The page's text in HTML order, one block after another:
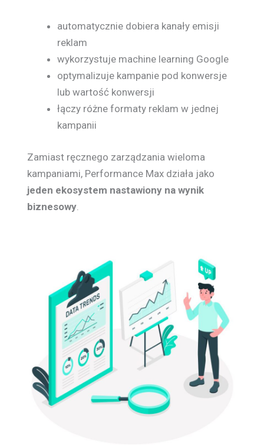
automatycznie dobiera kanały emisji
reklam
wykorzystuje machine learning Google
optymalizuje kampanie pod konwersje
lub wartość konwersji
łączy różne formaty reklam w jednej
kampanii
Zamiast ręcznego zarządzania wieloma
kampaniami, Performance Max działa jako
jeden ekosystem nastawiony na wynik
biznesowy.